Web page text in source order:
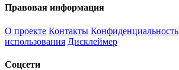
Правовая информация
О проекте Контакты Конфиденциальность
использования Дисклеймер
Соцсети